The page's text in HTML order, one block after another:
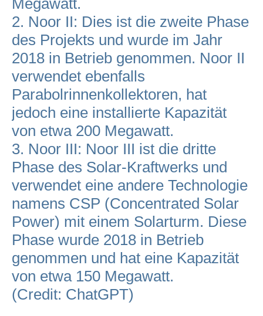
Megawatt.
2. Noor II: Dies ist die zweite Phase
des Projekts und wurde im Jahr
2018 in Betrieb genommen. Noor II
verwendet ebenfalls
Parabolrinnenkollektoren, hat
jedoch eine installierte Kapazität
von etwa 200 Megawatt.
3. Noor III: Noor III ist die dritte
Phase des Solar-Kraftwerks und
verwendet eine andere Technologie
namens CSP (Concentrated Solar
Power) mit einem Solarturm. Diese
Phase wurde 2018 in Betrieb
genommen und hat eine Kapazität
von etwa 150 Megawatt.
(Credit: ChatGPT)